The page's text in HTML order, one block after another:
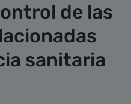
de las
sanitaria